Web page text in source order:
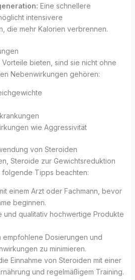
Eine schnellere
intensivere
die mehr Kalorien verbrennen.
bieten, sind sie nicht ohne
Nebenwirkungen gehören:
wie Aggressivität
von Steroiden
Steroide zur Gewichtsreduktion
folgende Tipps beachten:
einem Arzt oder Fachmann, bevor
beginnen.
und qualitativ hochwertige Produkte
empfohlene Dosierungen und
zu minimieren.
Einnahme von Steroiden mit einer
und regelmäßigem Training.